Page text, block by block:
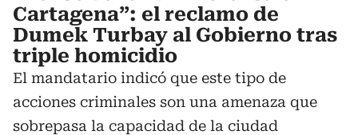
Cartagena”: el reclamo de
Dumek Turbay al Gobierno tras
triple homicidio
El mandatario indicó que este tipo de
acciones criminales son una amenaza que
sobrepasa la capacidad de la ciudad